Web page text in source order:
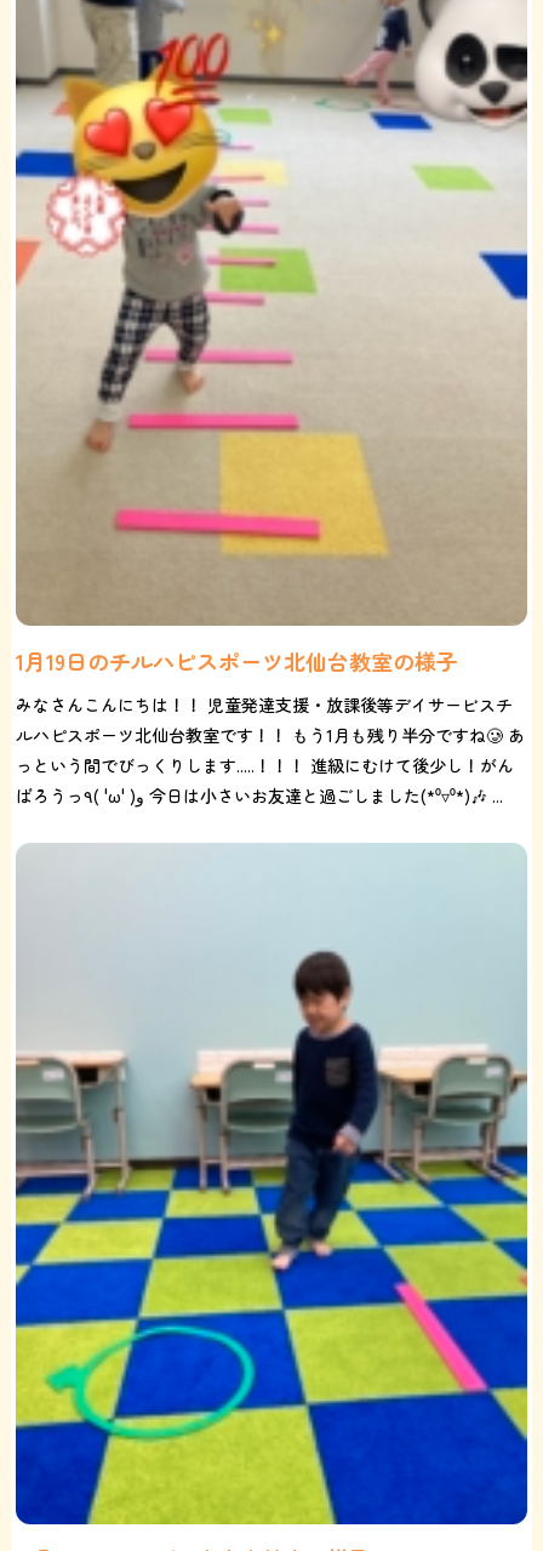
1月19日のチルハピスポーツ北仙台教室の様子
みなさんこんにちは！！ 児童発達支援・放課後等デイサービスチ
ルハピスポーツ北仙台教室です！！ もう1月も残り半分ですね🥲 あ
っという間でびっくりします.....！！！ 進級にむけて後少し！がん
ばろうっ٩( 'ω' )و 今日は小さいお友達と過ごしました(*⁰▿⁰*)🎶 ...